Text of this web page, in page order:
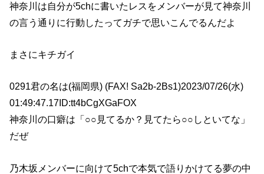
神奈川は自分が5chに書いたレスをメンバーが見て神奈川
の言う通りに行動したってガチで思いこんでるんだよ
まさにキチガイ
0291君の名は(福岡県) (FAX! Sa2b-2Bs1)2023/07/26(水)
01:49:47.17ID:tt4bCgXGaFOX
神奈川の口癖は「○○見てるか？見てたら○○しといてな」
だぜ
乃木坂メンバーに向けて5chで本気で語りかけてる夢の中